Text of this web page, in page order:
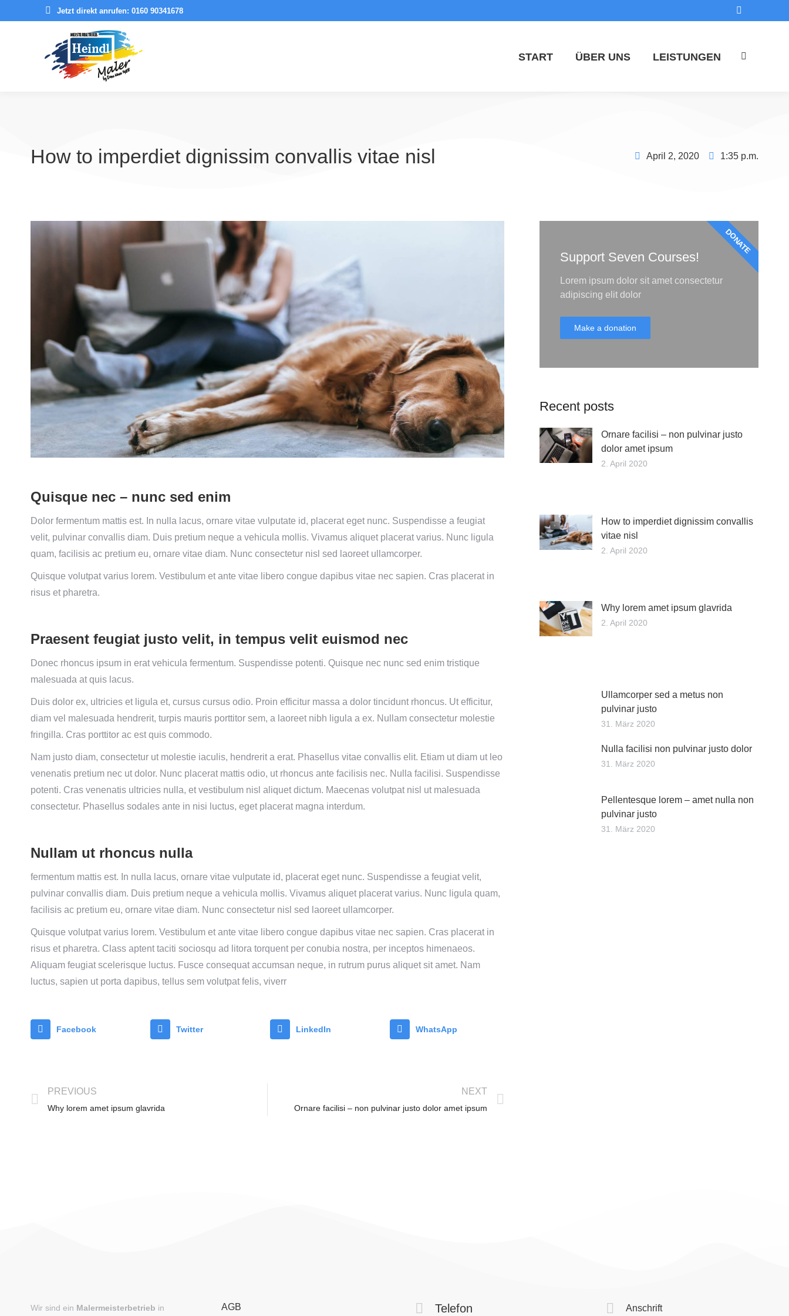
Jetzt direkt anrufen: 0160 90341678
START ÜBER UNS LEISTUNGEN
How to imperdiet dignissim convallis vitae nisl April 2, 2020 1:35 p.m.
Quisque nec – nunc sed enim
Dolor fermentum mattis est. In nulla lacus, ornare vitae vulputate id, placerat eget nunc. Suspendisse a feugiat
velit, pulvinar convallis diam. Duis pretium neque a vehicula mollis. Vivamus aliquet placerat varius. Nunc ligula
quam, facilisis ac pretium eu, ornare vitae diam. Nunc consectetur nisl sed laoreet ullamcorper.
Quisque volutpat varius lorem. Vestibulum et ante vitae libero congue dapibus vitae nec sapien. Cras placerat in
risus et pharetra.
Praesent feugiat justo velit, in tempus velit euismod nec
Donec rhoncus ipsum in erat vehicula fermentum. Suspendisse potenti. Quisque nec nunc sed enim tristique
malesuada at quis lacus.
Duis dolor ex, ultricies et ligula et, cursus cursus odio. Proin efficitur massa a dolor tincidunt rhoncus. Ut efficitur,
diam vel malesuada hendrerit, turpis mauris porttitor sem, a laoreet nibh ligula a ex. Nullam consectetur molestie
fringilla. Cras porttitor ac est quis commodo.
Nam justo diam, consectetur ut molestie iaculis, hendrerit a erat. Phasellus vitae convallis elit. Etiam ut diam ut leo
venenatis pretium nec ut dolor. Nunc placerat mattis odio, ut rhoncus ante facilisis nec. Nulla facilisi. Suspendisse
potenti. Cras venenatis ultricies nulla, et vestibulum nisl aliquet dictum. Maecenas volutpat nisl ut malesuada
consectetur. Phasellus sodales ante in nisi luctus, eget placerat magna interdum.
Nullam ut rhoncus nulla
fermentum mattis est. In nulla lacus, ornare vitae vulputate id, placerat eget nunc. Suspendisse a feugiat velit,
pulvinar convallis diam. Duis pretium neque a vehicula mollis. Vivamus aliquet placerat varius. Nunc ligula quam,
facilisis ac pretium eu, ornare vitae diam. Nunc consectetur nisl sed laoreet ullamcorper.
Quisque volutpat varius lorem. Vestibulum et ante vitae libero congue dapibus vitae nec sapien. Cras placerat in
risus et pharetra. Class aptent taciti sociosqu ad litora torquent per conubia nostra, per inceptos himenaeos.
Aliquam feugiat scelerisque luctus. Fusce consequat accumsan neque, in rutrum purus aliquet sit amet. Nam
luctus, sapien ut porta dapibus, tellus sem volutpat felis, viverr
Facebook Twitter LinkedIn WhatsApp
PREVIOUS
Why lorem amet ipsum glavrida
NEXT
Ornare facilisi – non pulvinar justo dolor amet ipsum
Support Seven Courses!
Lorem ipsum dolor sit amet consectetur
adipiscing elit dolor
Make a donation
DONATE
Recent posts
Ornare facilisi – non pulvinar justo
dolor amet ipsum
2. April 2020
How to imperdiet dignissim convallis
vitae nisl
2. April 2020
Why lorem amet ipsum glavrida
2. April 2020
Ullamcorper sed a metus non
pulvinar justo
31. März 2020
Nulla facilisi non pulvinar justo dolor
31. März 2020
Pellentesque lorem – amet nulla non
pulvinar justo
31. März 2020
Wir sind ein Malermeisterbetrieb in AGB Telefon Anschrift